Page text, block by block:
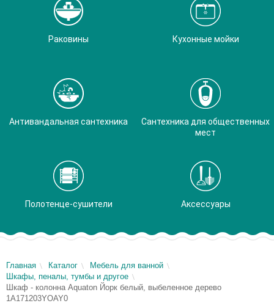
Раковины Кухонные мойки
Антивандальная сантехника
Сантехника для общественных
мест
Полотенце-сушители Аксессуары
Главная Каталог
Мебель для ванной
Шкафы, пеналы, тумбы и другое
Шкаф - колонна Aquaton Йорк белый, выбеленное дерево
1A171203YOAY0